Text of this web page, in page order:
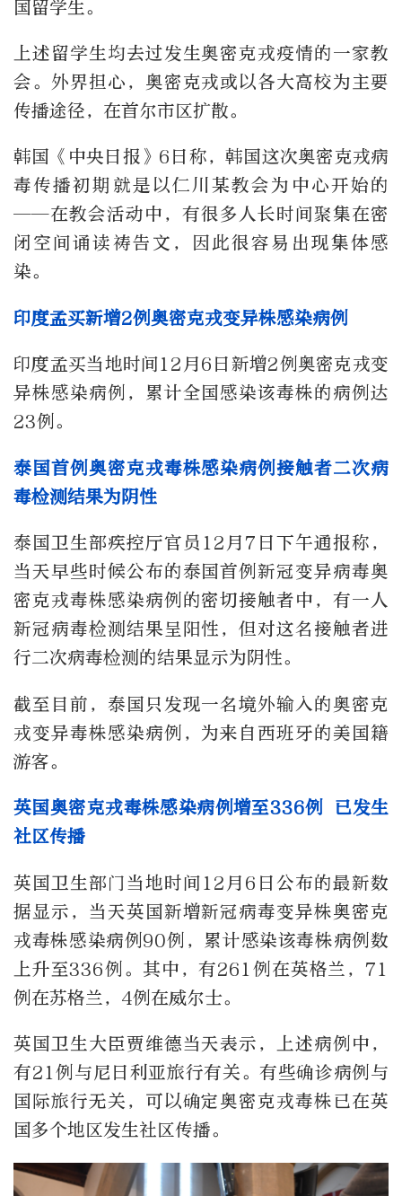
国留学生。
上述留学生均去过发生奥密克戎疫情的一家教
会。外界担心，奥密克戎或以各大高校为主要
传播途径，在首尔市区扩散。
韩国《中央日报》6日称，韩国这次奥密克戎病
毒传播初期就是以仁川某教会为中心开始的
——在教会活动中，有很多人长时间聚集在密
闭空间诵读祷告文，因此很容易出现集体感
染。
印度孟买新增2例奥密克戎变异株感染病例
印度孟买当地时间12月6日新增2例奥密克戎变
异株感染病例，累计全国感染该毒株的病例达
23例。
泰国首例奥密克戎毒株感染病例接触者二次病
毒检测结果为阴性
泰国卫生部疾控厅官员12月7日下午通报称，
当天早些时候公布的泰国首例新冠变异病毒奥
密克戎毒株感染病例的密切接触者中，有一人
新冠病毒检测结果呈阳性，但对这名接触者进
行二次病毒检测的结果显示为阴性。
截至目前，泰国只发现一名境外输入的奥密克
戎变异毒株感染病例，为来自西班牙的美国籍
游客。
英国奥密克戎毒株感染病例增至336例 已发生
社区传播
英国卫生部门当地时间12月6日公布的最新数
据显示，当天英国新增新冠病毒变异株奥密克
戎毒株感染病例90例，累计感染该毒株病例数
上升至336例。其中，有261例在英格兰，71
例在苏格兰，4例在威尔士。
英国卫生大臣贾维德当天表示，上述病例中，
有21例与尼日利亚旅行有关。有些确诊病例与
国际旅行无关，可以确定奥密克戎毒株已在英
国多个地区发生社区传播。